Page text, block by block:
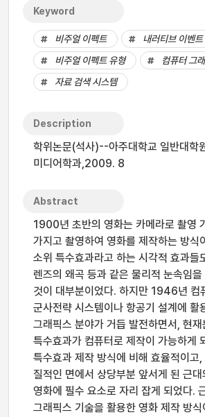
Keyword
비주얼 이펙트
내러티브 이벤트
비주얼 이펙트 유형
컴퓨터 그
자료 검색 시스템
Description
학위논문(석사)--아주대학교 일반대학
미디어학과,2009. 8
Abstract
1900년 초반의 영화는 카메라로 촬영
가지고 촬영하여 영화를 제작하는 방식
소위 특수효과라고 하는 시각적 효과들
렌즈의 왜곡 등과 같은 물리적 눈속임
것이 대부분이었다. 하지만 1946년 컴
군사전략 시스템이나 항공기 설계에 활
그래픽스 분야가 거듭 발전하면서, 현재
특수효과가 컴퓨터로 제작이 가능하게
특수효과 제작 방식에 비해 효율적이고,
질적인 면에서 상당부분 앞서게 된 근대
영화에 필수 요소로 자리 잡게 되었다.
그래픽스 기술을 활용한 영화 제작 방